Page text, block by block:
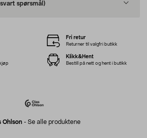
spørsmål)
Ohlson- Se alle produktene
Fri retur
Returner til valgfri butikk
Klikk&Hent
Bestill på nett og hent i butikk